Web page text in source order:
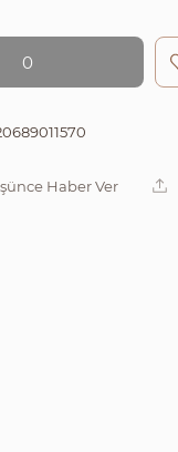
0
Haber Ver